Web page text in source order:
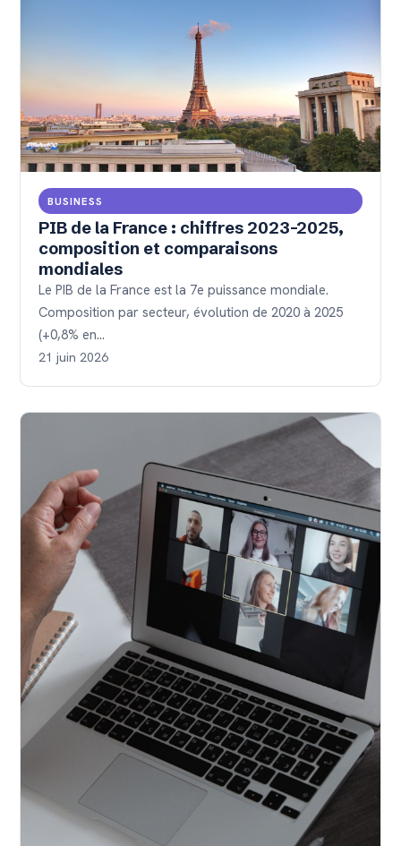
BUSINESS
PIB de la France : chiffres 2023-2025,
composition et comparaisons
mondiales
Le PIB de la France est la 7e puissance mondiale.
Composition par secteur, évolution de 2020 à 2025
(+0,8% en…
21 juin 2026